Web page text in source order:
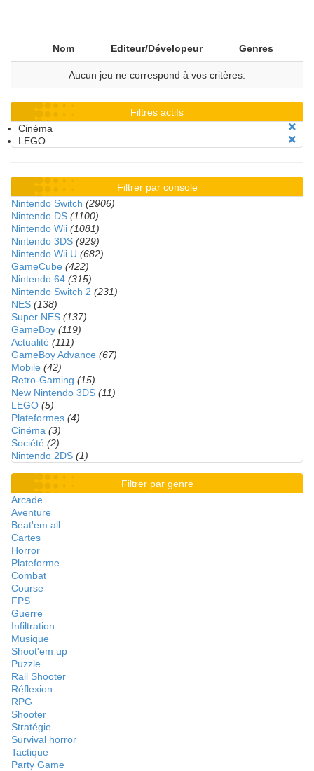
Nom Editeur/Dévelopeur Genres
Aucun jeu ne correspond à vos critères.
Filtres actifs
Cinéma
LEGO
Filtrer par console
Nintendo Switch (2906)
Nintendo DS (1100)
Nintendo Wii (1081)
Nintendo 3DS (929)
Nintendo Wii U (682)
GameCube (422)
Nintendo 64 (315)
Nintendo Switch 2 (231)
NES (138)
Super NES (137)
GameBoy (119)
Actualité (111)
GameBoy Advance (67)
Mobile (42)
Retro-Gaming (15)
New Nintendo 3DS (11)
LEGO (5)
Plateformes (4)
Cinéma (3)
Société (2)
Nintendo 2DS (1)
Filtrer par genre
Arcade
Aventure
Beat'em all
Cartes
Horror
Plateforme
Combat
Course
FPS
Guerre
Infiltration
Musique
Shoot'em up
Puzzle
Rail Shooter
Réflexion
RPG
Shooter
Stratégie
Survival horror
Tactique
Party Game